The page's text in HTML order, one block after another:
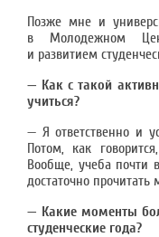
Позже мне и
в Молодежном
и развитием
— Как с такой
учиться?
— Я ответственно и
Потом, как
Вообще, учеба почти
достаточно
— Какие моменты
студенческие года?